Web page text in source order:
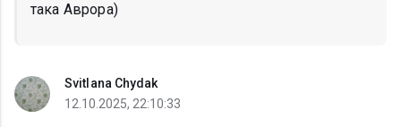
така Аврора)
Svitlana Chydak
12.10.2025, 22:10:33